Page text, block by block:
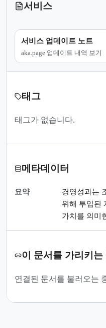
서비스
서비스 업데이트 노트
aka.page 업데이트 내역 보기
태그
태그가 없습니다.
메타데이터
요약
경영성과는
위해 투입된
가치를 의미
이 문서를 가리키는
연결된 문서를 불러오는